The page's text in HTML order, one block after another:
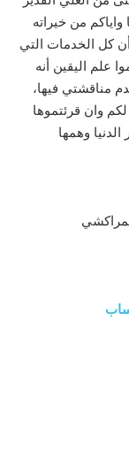
من خيراته
كل الخدمات التي
علم اليقين أنه
مناقشتي فيها،
وان قرئتموها
وهمها